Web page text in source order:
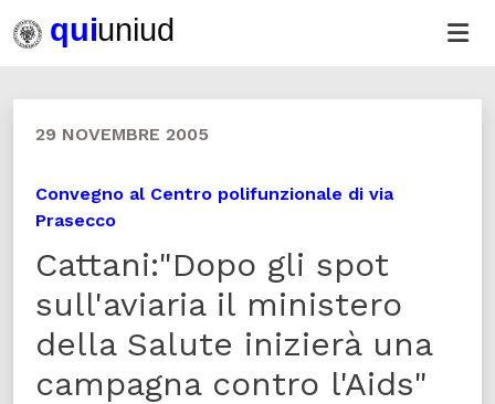
29 NOVEMBRE 2005
Convegno al Centro polifunzionale di via
Prasecco
Cattani:"Dopo gli spot
sull'aviaria il ministero
della Salute inizierà una
campagna contro l'Aids"